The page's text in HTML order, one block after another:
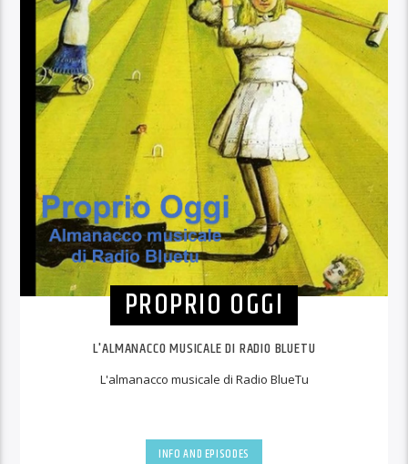
PROPRIO OGGI
L'ALMANACCO MUSICALE DI RADIO BLUETU
L'almanacco musicale di Radio BlueTu
INFO AND EPISODES